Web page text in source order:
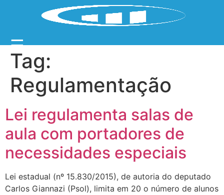
☰
Tag:
Regulamentação
Lei regulamenta salas de
aula com portadores de
necessidades especiais
Lei estadual (nº 15.830/2015), de autoria do deputado
Carlos Giannazi (Psol), limita em 20 o número de alunos